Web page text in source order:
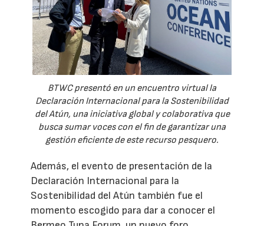
BTWC presentó en un encuentro virtual la
Declaración Internacional para la Sostenibilidad
del Atún, una iniciativa global y colaborativa que
busca sumar voces con el fin de garantizar una
gestión eficiente de este recurso pesquero.
Además, el evento de presentación de la
Declaración Internacional para la
Sostenibilidad del Atún también fue el
momento escogido para dar a conocer el